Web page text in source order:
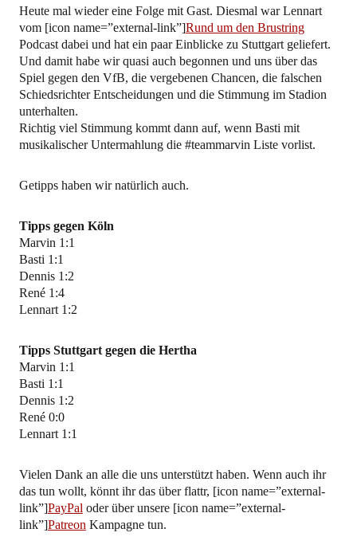
Heute mal wieder eine Folge mit Gast. Diesmal war Lennart
vom [icon name=”external-link”]Rund um den Brustring
Podcast dabei und hat ein paar Einblicke zu Stuttgart geliefert.
Und damit habe wir quasi auch begonnen und uns über das
Spiel gegen den VfB, die vergebenen Chancen, die falschen
Schiedsrichter Entscheidungen und die Stimmung im Stadion
unterhalten.
Richtig viel Stimmung kommt dann auf, wenn Basti mit
musikalischer Untermahlung die #teammarvin Liste vorlist.
Getipps haben wir natürlich auch.
Tipps gegen Köln
Marvin 1:1
Basti 1:1
Dennis 1:2
René 1:4
Lennart 1:2
Tipps Stuttgart gegen die Hertha
Marvin 1:1
Basti 1:1
Dennis 1:2
René 0:0
Lennart 1:1
Vielen Dank an alle die uns unterstützt haben. Wenn auch ihr
das tun wollt, könnt ihr das über flattr, [icon name=”external-
link”]PayPaloder über unsere [icon name=”external-
link”]PatreonKampagne tun.